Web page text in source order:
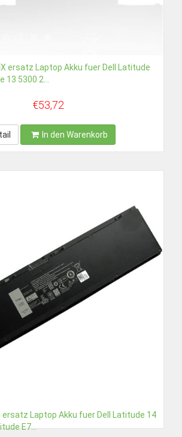
ersatz Laptop Akku fuer Dell Latitude
13 5300 2...
€53,72
In den Warenkorb
ersatz Laptop Akku fuer Dell Latitude 14
E7...